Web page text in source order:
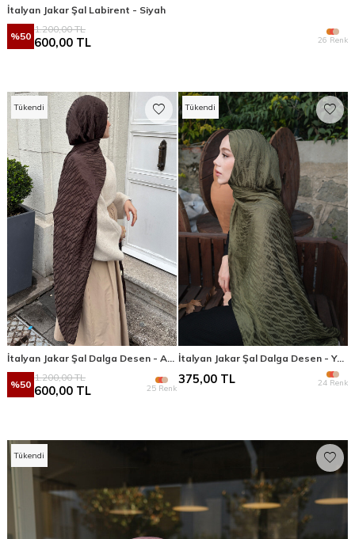
İtalyan Jakar Şal Labirent - Siyah
%50
1.200,00TL
600,00 TL 26 Renk
Tükendi
%50
1.200,00TL
600,00 TL 25 Renk
Tükendi
İtalyan Jakar Şal Dalga Desen - Yeşil
375,00 TL 24 Renk
Tükendi